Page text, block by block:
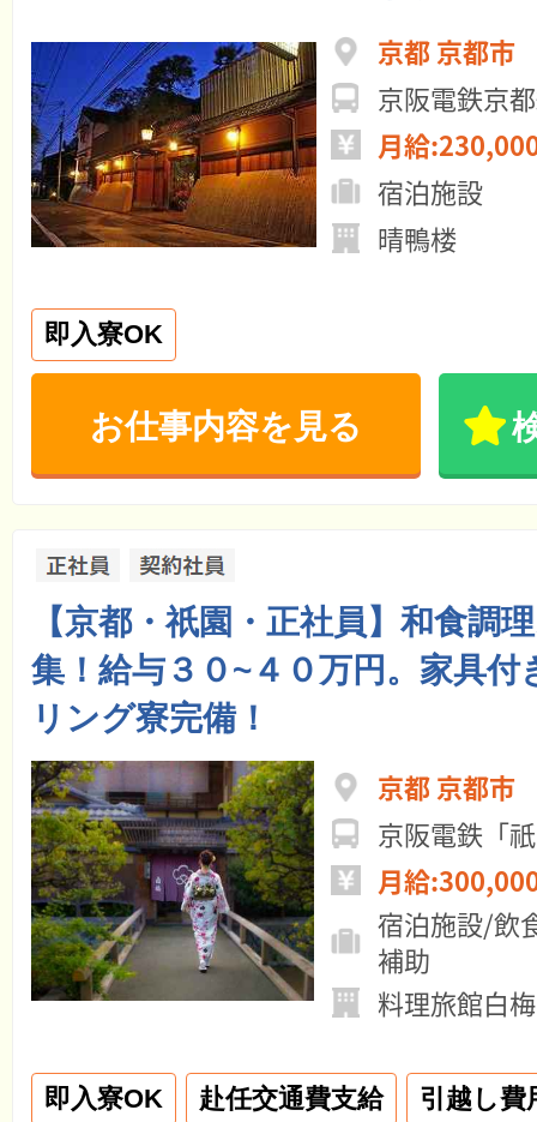
京都 京都市
京阪電鉄京
月給
宿泊施設
晴鴨楼
即入寮OK
お仕事内容を見る
【京都・祇園・正社員】和食調
集！給与３０~４０万円。家具付
リング寮完備！
京都 京都市
京阪電鉄「
月給
宿泊施設/飲
補助
料理旅館白梅
即入寮OK 赴任交通費支給 引越し費